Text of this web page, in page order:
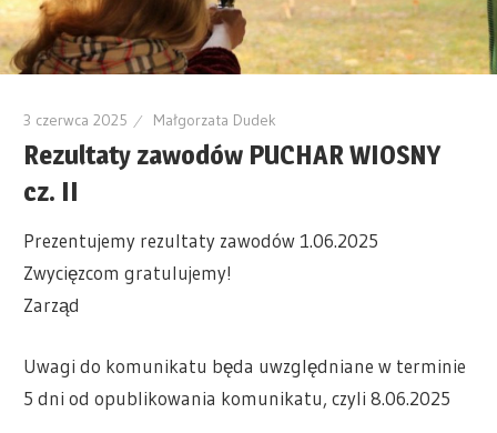
3 czerwca 2025 Małgorzata Dudek
Rezultaty zawodów PUCHAR WIOSNY
cz. II
Prezentujemy rezultaty zawodów 1.06.2025
Zwycięzcom gratulujemy!
Zarząd
Uwagi do komunikatu będa uwzględniane w terminie
5 dni od opublikowania komunikatu, czyli 8.06.2025